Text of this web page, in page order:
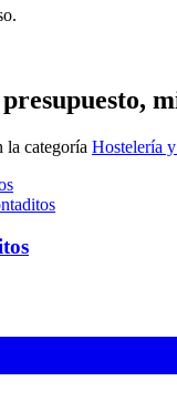
la categoría Hostelería